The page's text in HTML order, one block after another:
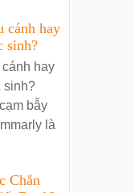
cánh hay
sinh?
hay
sinh?
bẫy
là
Chắn